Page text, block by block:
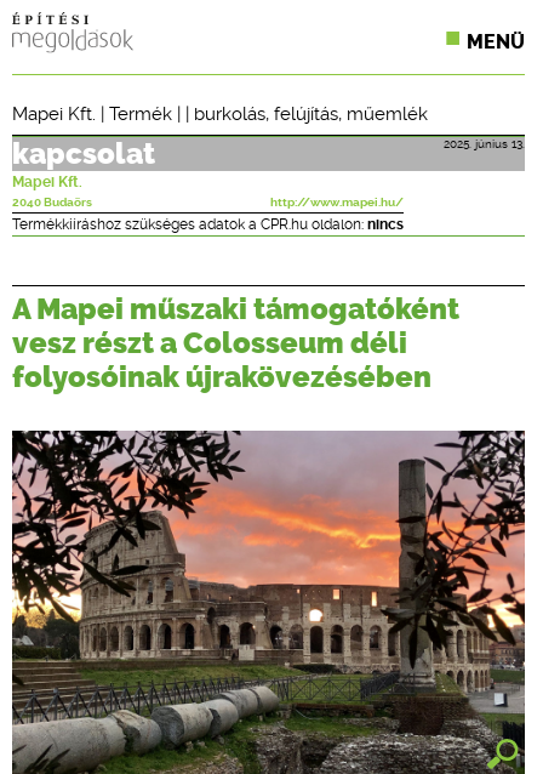
MENÜ
CPR TERMÉKKIÍRÁS
ONLINE KÉPZÉSEK
TERVEZÉSI SEGÉDLETEK
Mapei Kft. | Termék | | burkolás, felújítás, műemlék
2025. június 13.
kapcsolat
Mapei Kft.
2040 Budaörs http://www.mapei.hu/
Termékkiíráshoz szükséges adatok a CPR.hu oldalon: nincs
A Mapei műszaki támogatóként
vesz részt a Colosseum déli
folyosóinak újrakövezésében